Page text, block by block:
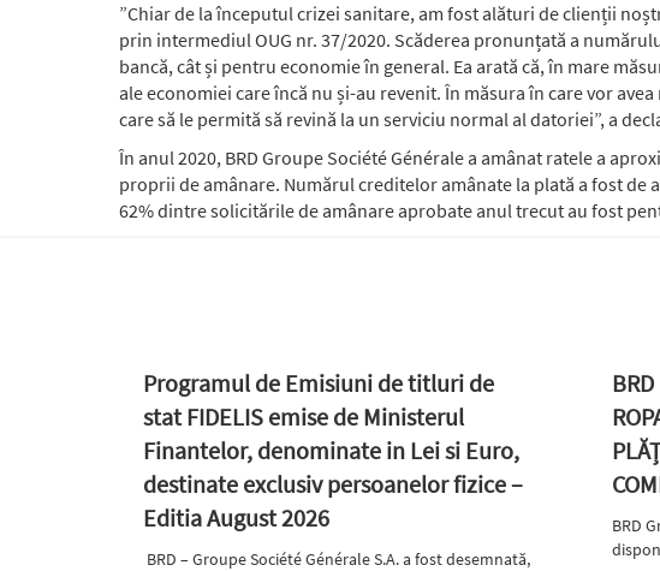
”Chiar de la începutul crizei sanitare, am fost alături de clienții
prin intermediul OUG nr. 37/2020. Scăderea pronunțată a
bancă, cât și pentru economie în general. Ea arată că, în mare
ale economiei care încă nu și-au revenit. În măsura în care vor
care să le permită să revină la un serviciu normal al datoriei”, a
În anul 2020, BRD Groupe Société Générale a amânat ratele a
proprii de amânare. Numărul creditelor amânate la plată a fost
62% dintre solicitările de amânare aprobate anul trecut au fost
Programul de Emisiuni de titluri de
stat FIDELIS emise de Ministerul
Finantelor, denominate in Lei si Euro,
destinate exclusiv persoanelor fizice –
Editia August 2026
BRD – Groupe Société Générale S.A. a fost desemnată,
BRD